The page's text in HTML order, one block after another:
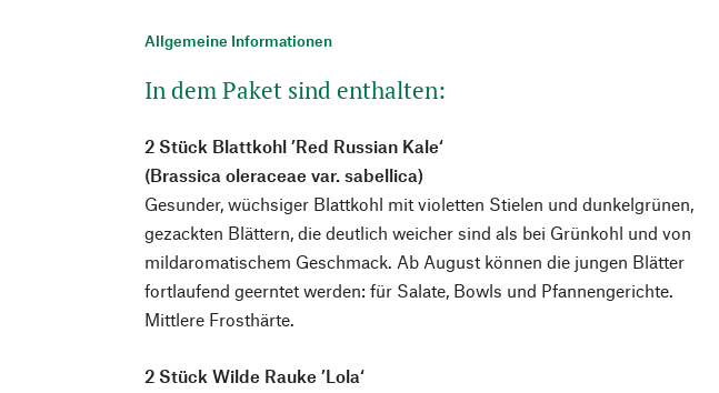
Allgemeine Informationen
In dem Paket sind enthalten:
2 Stück Blattkohl ’Red Russian Kale‘
(Brassica oleraceae var. sabellica)
Gesunder, wüchsiger Blattkohl mit violetten Stielen und dunkelgrünen,
gezackten Blättern, die deutlich weicher sind als bei Grünkohl und von
mildaromatischem Geschmack. Ab August können die jungen Blätter
fortlaufend geerntet werden: für Salate, Bowls und Pfannengerichte.
Mittlere Frosthärte.
2 Stück Wilde Rauke ’Lola‘